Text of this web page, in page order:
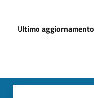
Ultimo aggiornamento